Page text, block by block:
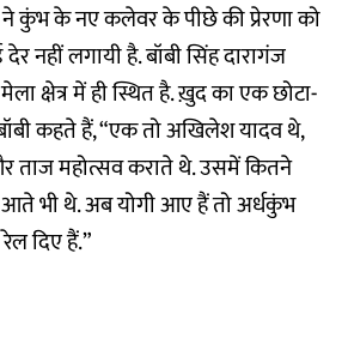
ने कुंभ के नए कलेवर के पीछे की प्रेरणा को
नहीं लगायी है. बॉबी सिंह दारागंज
क्षेत्र में ही स्थित है. ख़ुद का एक छोटा-
कहते हैं, “एक तो अखिलेश यादव थे,
ताज महोत्सव कराते थे. उसमें कितने
आते भी थे. अब योगी आए हैं तो अर्धकुंभ
दिए हैं.”